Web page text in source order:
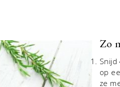
Zo
Snijd
op
ze